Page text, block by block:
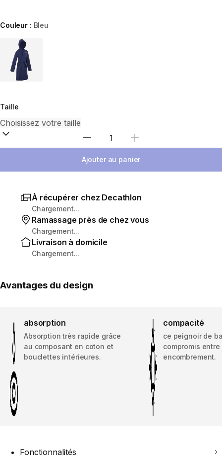
Couleur : Bleu
Choose a variant
Taille
Sélectionnez la quantité
Ajouter au panier
À récupérer chez Decathlon
Chargement...
Ramassage près de chez vous
Chargement...
Livraison à domicile
Chargement...
Avantages du design
absorption
Absorption très rapide grâce
au composant en coton et
bouclettes intérieures.
compacité
ce peignoir de
compromis
encombrement.
Fonctionnalités